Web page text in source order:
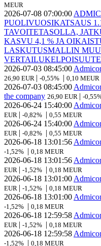
MEUR
2026-07-08 07:00:00
PUOLIVUOSIKATSAUS
TAVOITETASOLLA,
KASVU 4,1 % JA
LASKUTUSMALLIN
2026-07-03 08:45:00
26,90 EUR | -0,55% | 0,10 MEUR
2026-07-03 08:45:00
the company 26,90 EUR | -
2026-06-24 15:40:00
EUR | -0,82% | 0,55 MEUR
2026-06-24 15:40:00
EUR | -0,82% | 0,55 MEUR
2026-06-18 13:01:56
-1,52% | 0,18 MEUR
2026-06-18 13:01:56
EUR | -1,52% | 0,18 MEUR
2026-06-18 13:01:00
EUR | -1,52% | 0,18 MEUR
2026-06-18 13:01:00
-1,52% | 0,18 MEUR
2026-06-18 12:59:58
EUR | -1,52% | 0,18 MEUR
2026-06-18 12:59:58
-1,52% | 0,18 MEUR